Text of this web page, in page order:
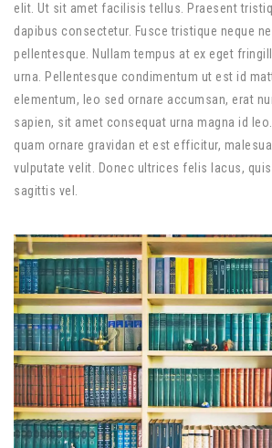
elit. Ut sit amet facilisis tellus. Praesent
dapibus consectetur. Fusce tristique neque
pellentesque. Nullam tempus at ex eget
urna. Pellentesque condimentum ut est id
elementum, leo sed ornare accumsan, erat
sapien, sit amet consequat urna magna id
quam ornare gravidan et est efficitur,
vulputate velit. Donec ultrices felis lacus,
sagittis vel.